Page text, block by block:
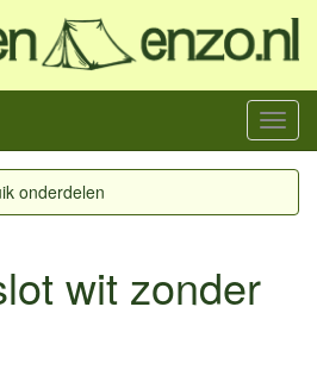
Menu
onderdelen
wit zonder